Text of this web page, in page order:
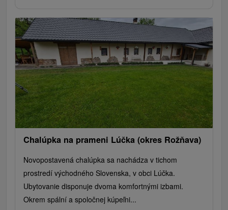
Chalúpka na prameni Lúčka (okres Rožňava)
Novopostavená chalúpka sa nachádza v tichom
prostredí východného Slovenska, v obci Lúčka.
Ubytovanie disponuje dvoma komfortnými izbami.
Okrem spální a spoločnej kúpeľni...